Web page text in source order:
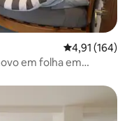
4,91 de uma
4,91 (164)
em folha em